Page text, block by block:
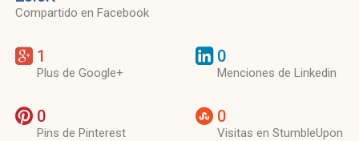
Compartido en Facebook
1
Plus de Google+
0
Menciones de Linkedin
0
Pins de Pinterest
0
Visitas en StumbleUpon